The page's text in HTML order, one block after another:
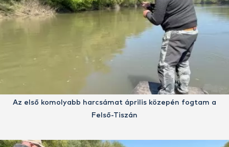
Az első komolyabb harcsámat április közepén fogtam a
Felső-Tiszán